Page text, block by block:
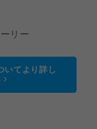
リー
いてより詳し